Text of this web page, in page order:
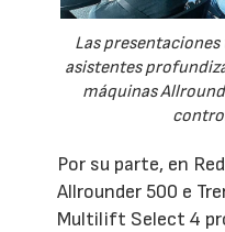
Las
asistentes
máquinas
Por su parte, en
Allrounder 500 e
Multilift Select 4